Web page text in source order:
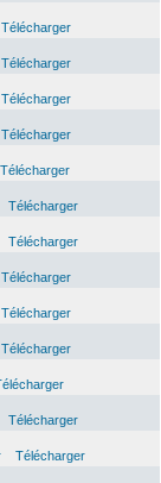
Télécharger
Télécharger
Télécharger
Télécharger
Télécharger
Télécharger
Télécharger
Télécharger
Télécharger
Télécharger
Télécharger
Télécharger